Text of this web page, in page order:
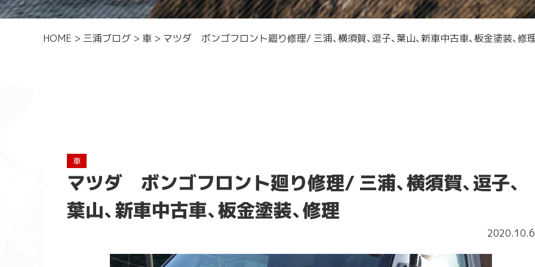
HOME > 三浦ブログ > 車 > マツダ ボンゴフロント廻り修理/ 三浦、横須賀、逗子、葉山、新車中古車、板金塗装、修
車
マツダ ボンゴフロント廻り修理/ 三浦、横須賀、逗子、
葉山、新車中古車、板金塗装、修理
2020.10.6